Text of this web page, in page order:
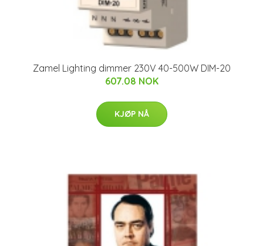
Zamel Lighting dimmer 230V 40-500W DIM-20
607.08 NOK
KJØP NÅ